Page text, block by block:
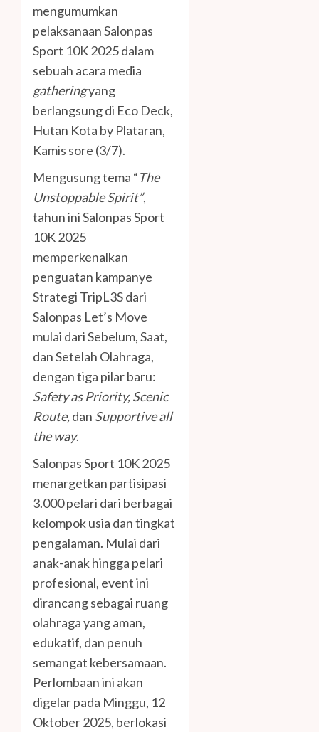
mengumumkan
pelaksanaan Salonpas
Sport 10K 2025 dalam
sebuah acara media
gatheringyang
berlangsung di Eco Deck,
Hutan Kota by Plataran,
Kamis sore (3/7).
Mengusung tema “The
Unstoppable Spirit”,
tahun ini Salonpas Sport
10K 2025
memperkenalkan
penguatan kampanye
Strategi TripL3S dari
Salonpas Let’s Move
mulai dari Sebelum, Saat,
dan Setelah Olahraga,
dengan tiga pilar baru:
Safety as Priority, Scenic
Route,dan Supportive all
the way.
Salonpas Sport 10K 2025
menargetkan partisipasi
3.000 pelari dari berbagai
kelompok usia dan tingkat
pengalaman. Mulai dari
anak-anak hingga pelari
profesional, event ini
dirancang sebagai ruang
olahraga yang aman,
edukatif, dan penuh
semangat kebersamaan.
Perlombaan ini akan
digelar pada Minggu, 12
Oktober 2025, berlokasi